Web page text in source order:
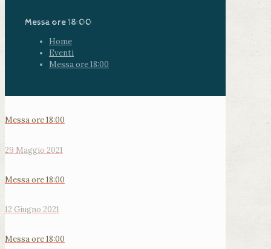
Messa ore 18:00
Home
Eventi
Messa ore 18:00
Messa ore 18:00
29 Maggio 2021
Messa ore 18:00
12 Giugno 2021
Messa ore 18:00